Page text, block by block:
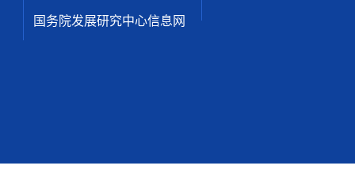
国务院发展研究中心信息网